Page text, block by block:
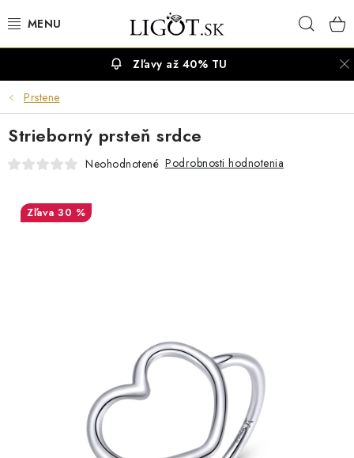
na
NÁHRDELNÍKY
SETY ŠPERKOV
Zľavy až 40% TU
Prstene
Strieborný prsteň srdce
Neohodnotené Podrobnosti hodnotenia
30 %